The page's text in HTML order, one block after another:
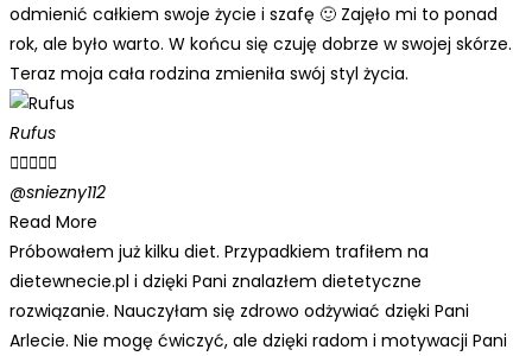
odmienić całkiem swoje życie i szafę 🙂 Zajęło mi to ponad
rok, ale było warto. W końcu się czuję dobrze w swojej skórze.
Teraz moja cała rodzina zmieniła swój styl życia.
Rufus

@sniezny112
Read More
Próbowałem już kilku diet. Przypadkiem trafiłem na
dietewnecie.pl i dzięki Pani znalazłem dietetyczne
rozwiązanie. Nauczyłam się zdrowo odżywiać dzięki Pani
Arlecie. Nie mogę ćwiczyć, ale dzięki radom i motywacji Pani